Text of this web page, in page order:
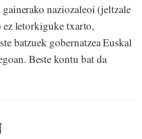
gainerako naziozaleoi (jeltzale
ez letorkiguke txarto,
batzuek gobernatzea Euskal
Beste kontu bat da